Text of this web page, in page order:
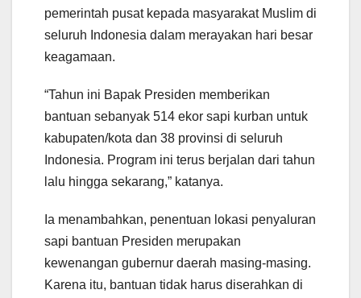
pemerintah pusat kepada masyarakat Muslim di
seluruh Indonesia dalam merayakan hari besar
keagamaan.
“Tahun ini Bapak Presiden memberikan
bantuan sebanyak 514 ekor sapi kurban untuk
kabupaten/kota dan 38 provinsi di seluruh
Indonesia. Program ini terus berjalan dari tahun
lalu hingga sekarang,” katanya.
Ia menambahkan, penentuan lokasi penyaluran
sapi bantuan Presiden merupakan
kewenangan gubernur daerah masing-masing.
Karena itu, bantuan tidak harus diserahkan di